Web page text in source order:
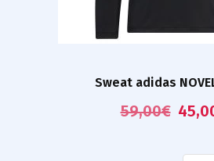
Sweat adidas
59,00€